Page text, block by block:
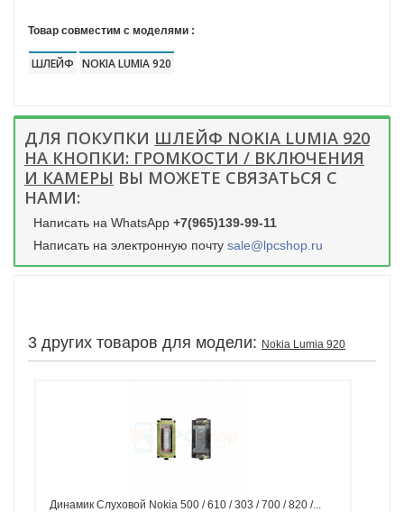
Товар совместим с моделями :
ШЛЕЙФ NOKIA LUMIA 920
ДЛЯ ПОКУПКИ ШЛЕЙФ NOKIA LUMIA 920
НА КНОПКИ: ГРОМКОСТИ / ВКЛЮЧЕНИЯ
И КАМЕРЫ ВЫ МОЖЕТЕ СВЯЗАТЬСЯ С
НАМИ:
Написать на WhatsApp +7(965)139-99-11
Написать на электронную почту sale@lpcshop.ru
3 других товаров для модели: Nokia Lumia 920
Динамик Слуховой Nokia 500 / 610 / 303 / 700 / 820 /...